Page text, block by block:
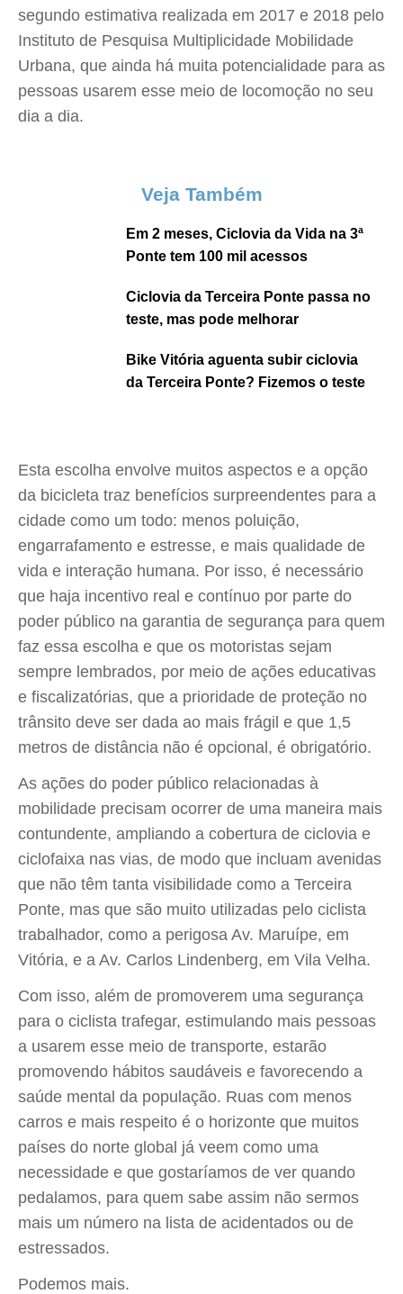
segundo estimativa realizada em 2017 e 2018 pelo
Instituto de Pesquisa Multiplicidade Mobilidade
Urbana, que ainda há muita potencialidade para as
pessoas usarem esse meio de locomoção no seu
dia a dia.
Veja Também
Em 2 meses, Ciclovia da Vida na 3ª
Ponte tem 100 mil acessos
Ciclovia da Terceira Ponte passa no
teste, mas pode melhorar
Bike Vitória aguenta subir ciclovia
da Terceira Ponte? Fizemos o teste
Esta escolha envolve muitos aspectos e a opção
da bicicleta traz benefícios surpreendentes para a
cidade como um todo: menos poluição,
engarrafamento e estresse, e mais qualidade de
vida e interação humana. Por isso, é necessário
que haja incentivo real e contínuo por parte do
poder público na garantia de segurança para quem
faz essa escolha e que os motoristas sejam
sempre lembrados, por meio de ações educativas
e fiscalizatórias, que a prioridade de proteção no
trânsito deve ser dada ao mais frágil e que 1,5
metros de distância não é opcional, é obrigatório.
As ações do poder público relacionadas à
mobilidade precisam ocorrer de uma maneira mais
contundente, ampliando a cobertura de ciclovia e
ciclofaixa nas vias, de modo que incluam avenidas
que não têm tanta visibilidade como a Terceira
Ponte, mas que são muito utilizadas pelo ciclista
trabalhador, como a perigosa Av. Maruípe, em
Vitória, e a Av. Carlos Lindenberg, em Vila Velha.
Com isso, além de promoverem uma segurança
para o ciclista trafegar, estimulando mais pessoas
a usarem esse meio de transporte, estarão
promovendo hábitos saudáveis e favorecendo a
saúde mental da população. Ruas com menos
carros e mais respeito é o horizonte que muitos
países do norte global já veem como uma
necessidade e que gostaríamos de ver quando
pedalamos, para quem sabe assim não sermos
mais um número na lista de acidentados ou de
estressados.
Podemos mais.